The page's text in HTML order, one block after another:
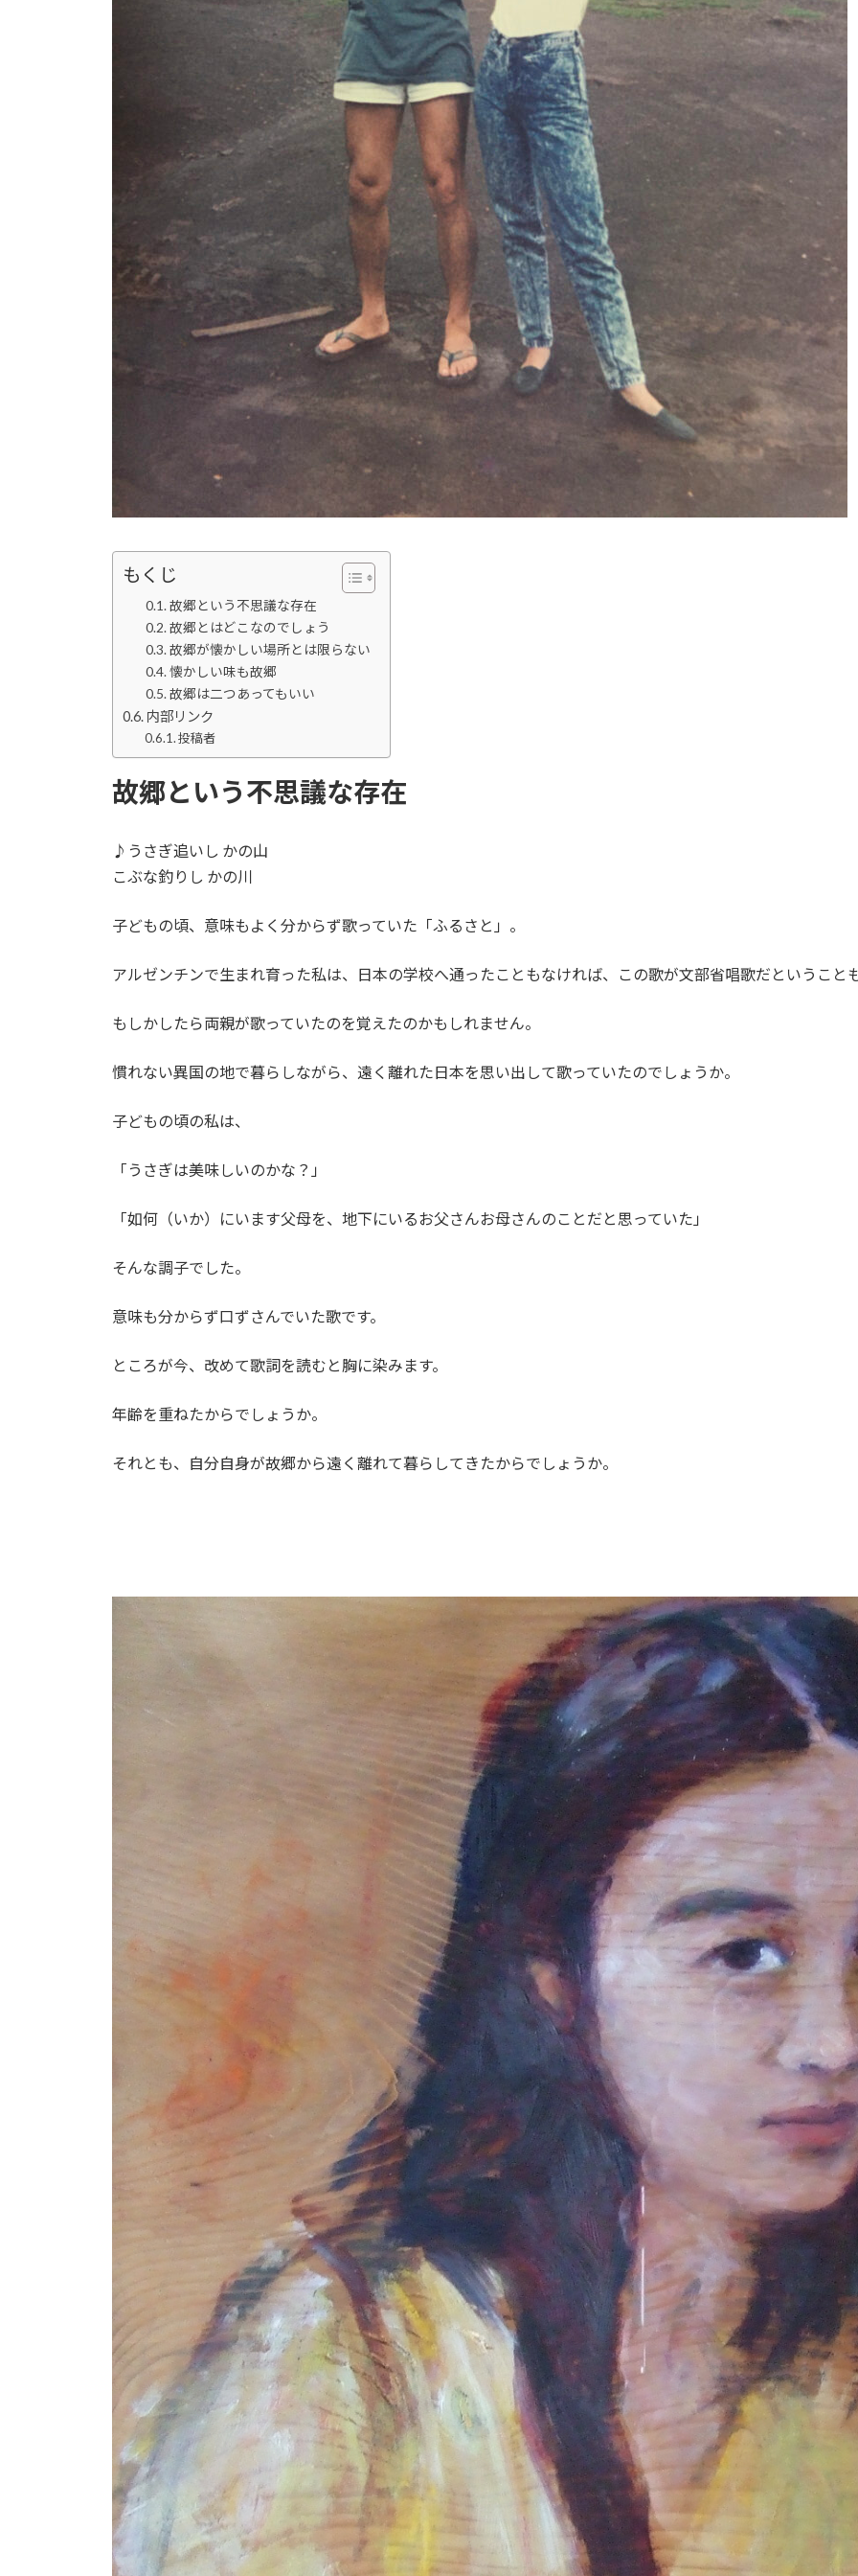
もくじ
故郷という不思議な存在
故郷とはどこなのでしょう
故郷が懐かしい場所とは限らない
懐かしい味も故郷
故郷は二つあってもいい
内部リンク
投稿者
故郷という不思議な存在
♪うさぎ追いし かの山
こぶな釣りし かの川
子どもの頃、意味もよく分からず歌っていた「ふるさと」。
アルゼンチンで生まれ育った私は、 日本の学校へ通ったこともなければ、 この歌が文部省唱歌だということ
もしかしたら両親が歌っていたのを覚えたのかもしれません。
慣れない異国の地で暮らしながら、 遠く離れた日本を思い出して歌っていたのでしょうか。
子どもの頃の私は、
「うさぎは美味しいのかな？」
「如何（いか）にいます父母を、 地下にいるお父さんお母さんのことだと思っていた」
そんな調子でした。
意味も分からず口ずさんでいた歌です。
ところが今、改めて歌詞を読むと胸に染みます。
年齢を重ねたからでしょうか。
それとも、 自分自身が故郷から遠く離れて暮らしてきたからでしょうか。